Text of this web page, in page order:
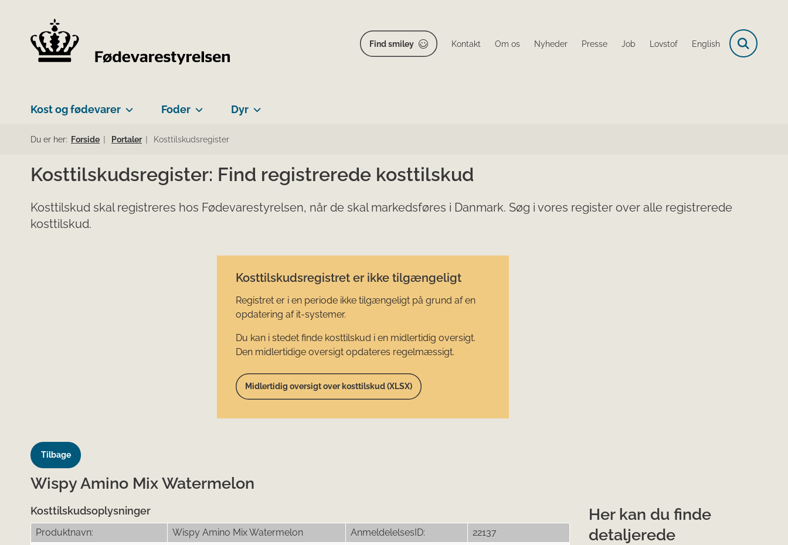
Find smiley Kontakt Om os Nyheder Presse Job Lovstof English
Kost og fødevarer Foder Dyr
Du er her: Forside Portaler Kosttilskudsregister
Kosttilskudsregister: Find registrerede kosttilskud
Kosttilskud skal registreres hos Fødevarestyrelsen, når de skal markedsføres i Danmark. Søg i vores register over alle registrerede
kosttilskud.
Kosttilskudsregistret er ikke tilgængeligt
Registret er i en periode ikke tilgængeligt på grund af en
opdatering af it-systemer.
Du kan i stedet finde kosttilskud i en midlertidig oversigt.
Den midlertidige oversigt opdateres regelmæssigt.
Midlertidig oversigt over kosttilskud (XLSX)
Tilbage
Wispy Amino Mix Watermelon
Kosttilskudsoplysninger
Produktnavn: Wispy Amino Mix Watermelon AnmeldelelsesID:
22137
Her kan du finde
detaljerede